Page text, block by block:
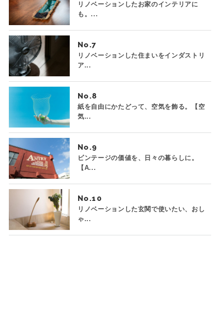
リノベーションしたお家のインテリアに
も。...
No.
リノベーションした住まいをインダストリ
ア...
No.
紙を自由にかたどって、空気を飾る。【空
気...
No.
ビンテージの価値を、日々の暮らしに。
【A...
No.
リノベーションした玄関で使いたい、おし
ゃ...